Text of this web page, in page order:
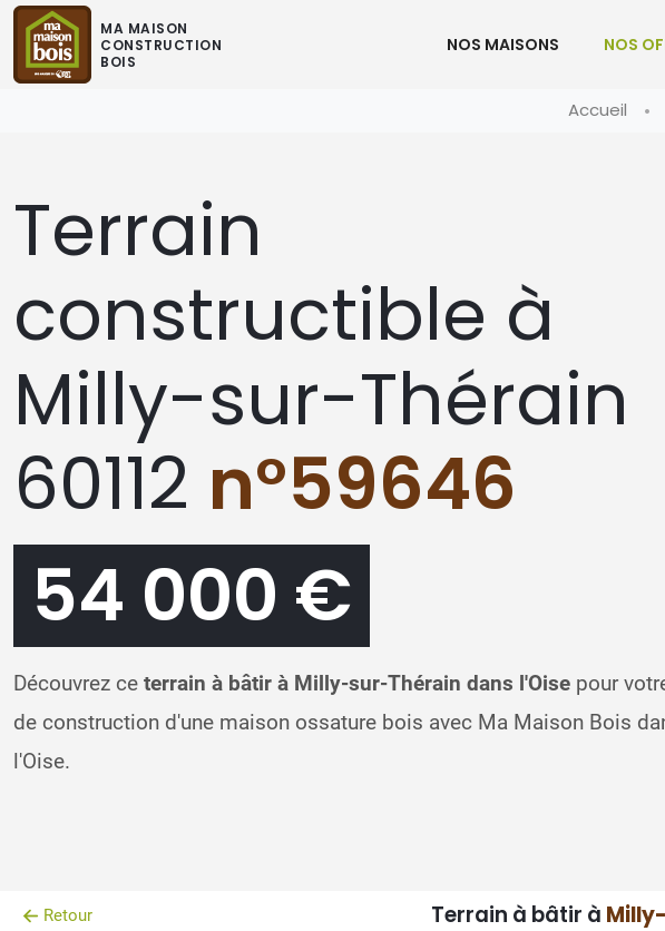
MA MAISON
CONSTRUCTION
BOIS
NOS MAISONS NOS
Accueil
Terrain
constructible à
Milly-sur-Thérain
60112 n°59646
54 000 €
Découvrez ce terrain à bâtir à Milly-sur-Thérain dans l'Oise pour
de construction d'une maison ossature bois avec Ma Maison Bois
l'Oise.
Retour Terrain à bâtir à